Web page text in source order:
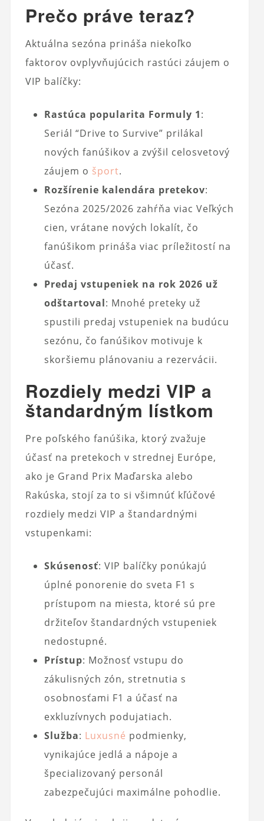
Prečo práve teraz?
Aktuálna sezóna prináša niekoľko
faktorov ovplyvňujúcich rastúci záujem o
VIP balíčky:
Rastúca popularita Formuly 1:
Seriál “Drive to Survive” prilákal
nových fanúšikov a zvýšil celosvetový
záujem o šport.
Rozšírenie kalendára pretekov:
Sezóna 2025/2026 zahŕňa viac Veľkých
cien, vrátane nových lokalít, čo
fanúšikom prináša viac príležitostí na
účasť.
Predaj vstupeniek na rok 2026 už
odštartoval: Mnohé preteky už
spustili predaj vstupeniek na budúcu
sezónu, čo fanúšikov motivuje k
skoršiemu plánovaniu a rezervácii.
Rozdiely medzi VIP a
štandardným lístkom
Pre poľského fanúšika, ktorý zvažuje
účasť na pretekoch v strednej Európe,
ako je Grand Prix Maďarska alebo
Rakúska, stojí za to si všimnúť kľúčové
rozdiely medzi VIP a štandardnými
vstupenkami:
Skúsenosť: VIP balíčky ponúkajú
úplné ponorenie do sveta F1 s
prístupom na miesta, ktoré sú pre
držiteľov štandardných vstupeniek
nedostupné.
Prístup: Možnosť vstupu do
zákulisných zón, stretnutia s
osobnosťami F1 a účasť na
exkluzívnych podujatiach.
Služba: Luxusné podmienky,
vynikajúce jedlá a nápoje a
špecializovaný personál
zabezpečujúci maximálne pohodlie.